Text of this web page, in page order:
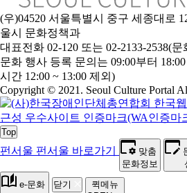
(우)04520 서울특별시 중구 세종대로
울시 문화정책과
대표전화 02-120 또는 02-2133-2538(
문화 행사 등록 문의는 09:00부터
시간 12:00 ~ 13:00 제외)
Copyright © 2021. Seoul Culture Portal
Top
펀서울 펀서울 바로가기
맞춤
문화정보
e-문화
닫기
퀵메뉴